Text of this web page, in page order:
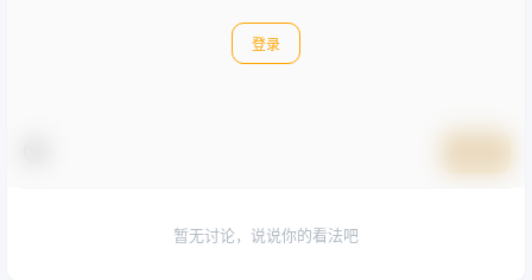
登录
暂无讨论，说说你的看法吧